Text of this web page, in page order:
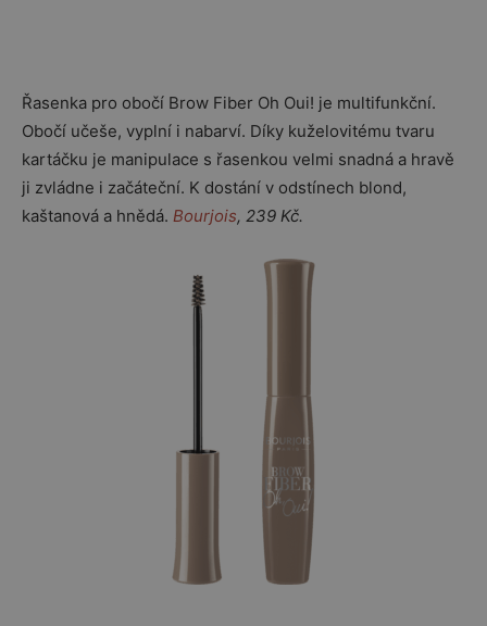
Řasenka pro obočí Brow Fiber Oh Oui! je multifunkční.
Obočí učeše, vyplní i nabarví. Díky kuželovitému tvaru
kartáčku je manipulace s řasenkou velmi snadná a hravě
ji zvládne i začáteční. K dostání v odstínech blond,
kaštanová a hnědá. Bourjois, 239 Kč.